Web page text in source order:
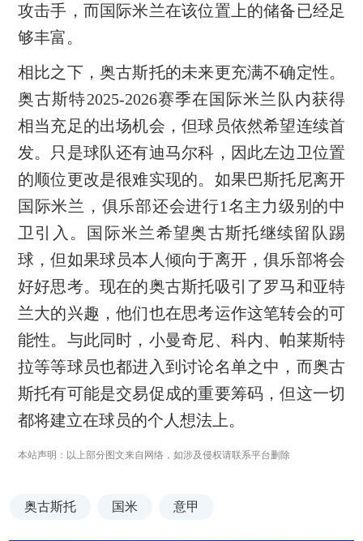
攻击手，而国际米兰在该位置上的储备已经足
够丰富。
相比之下，奥古斯托的未来更充满不确定性。
奥古斯特2025-2026赛季在国际米兰队内获得
相当充足的出场机会，但球员依然希望连续首
发。只是球队还有迪马尔科，因此左边卫位置
的顺位更改是很难实现的。如果巴斯托尼离开
国际米兰，俱乐部还会进行1名主力级别的中
卫引入。国际米兰希望奥古斯托继续留队踢
球，但如果球员本人倾向于离开，俱乐部将会
好好思考。现在的奥古斯托吸引了罗马和亚特
兰大的兴趣，他们也在思考运作这笔转会的可
能性。与此同时，小曼奇尼、科内、帕莱斯特
拉等等球员也都进入到讨论名单之中，而奥古
斯托有可能是交易促成的重要筹码，但这一切
都将建立在球员的个人想法上。
本站声明：以上部分图文来自网络，如涉及侵权请联系平台删除
奥古斯托 国米 意甲